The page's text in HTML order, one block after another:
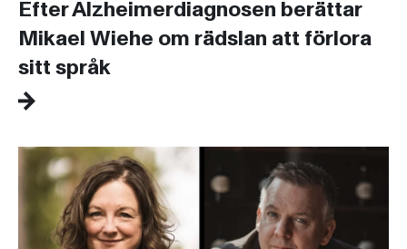
Efter Alzheimerdiagnosen berättar
Mikael Wiehe om rädslan att förlora
sitt språk